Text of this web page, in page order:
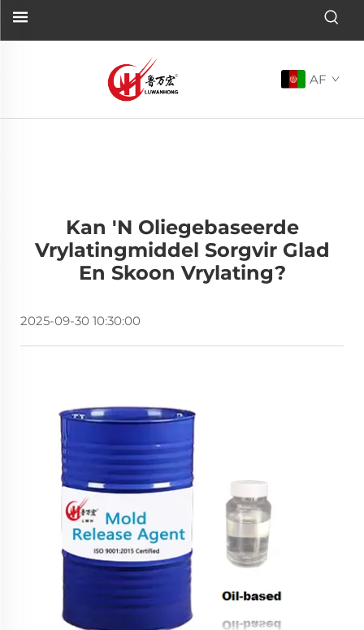
AF
Kan 'n Oliegebaseerde
Vrylatingmiddel Sorgvir Glad
En Skoon Vrylating?
2025-09-30 10:30:00